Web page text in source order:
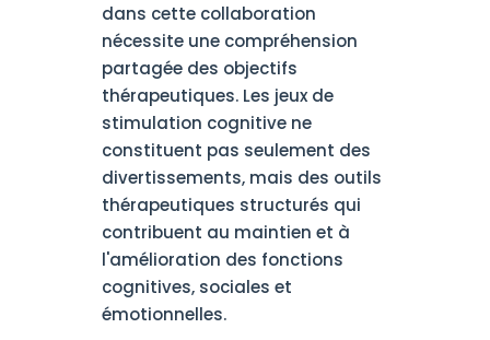
dans cette collaboration
nécessite une compréhension
partagée des objectifs
thérapeutiques. Les jeux de
stimulation cognitive ne
constituent pas seulement des
divertissements, mais des outils
thérapeutiques structurés qui
contribuent au maintien et à
l'amélioration des fonctions
cognitives, sociales et
émotionnelles.